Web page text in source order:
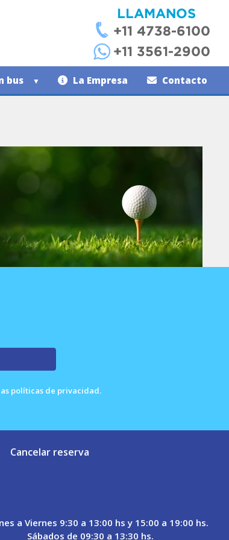
bus La Empresa Contacto
políticas de privacidad.
Cancelar reserva
a Viernes 9:30 a 13:00 hs y 15:00 a 19:00 hs.
Sábados de 09:30 a 13:30 hs.